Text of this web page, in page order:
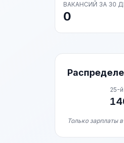
ВАКАНСИЙ ЗА 30
0
25-
Только зарплаты